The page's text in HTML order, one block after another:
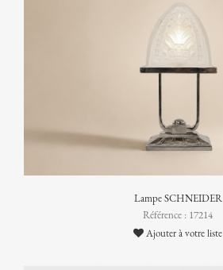
Lampe SCHNEIDER
Référence : 17214
Ajouter à votre liste